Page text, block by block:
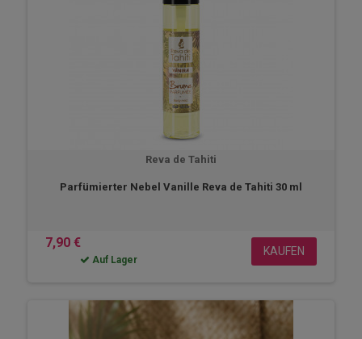
Reva de Tahiti
Parfümierter Nebel Vanille Reva de Tahiti 30 ml
7,90 €
Auf Lager
KAUFEN